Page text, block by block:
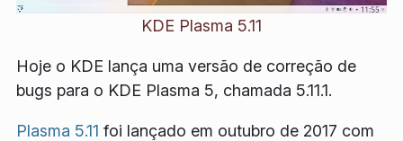
KDE Plasma 5.11
Hoje o KDE lança uma versão de correção de
bugs para o KDE Plasma 5, chamada 5.11.1.
Plasma 5.11 foi lançado em outubro de 2017 com